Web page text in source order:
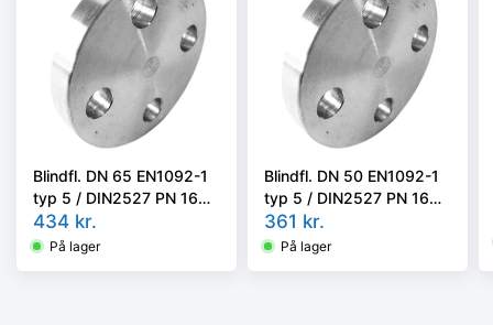
Blindfl. DN 65 EN1092-1
typ 5 / DIN2527 PN 16
Kval AISI316L
434 kr.
På lager
Blindfl. DN 50 EN1092-1
typ 5 / DIN2527 PN 16
Kval AISI316L
361 kr.
På lager